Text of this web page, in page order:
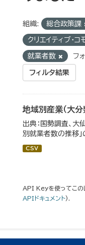
組織: 総合政策課
クリエイティブ・
就業者数 フ
フィルタ結果
地域別産業（大分
出典：国勢調査、大
別就業者数の推移」
CSV
API Keyを使ってこの
APIドキュメント).